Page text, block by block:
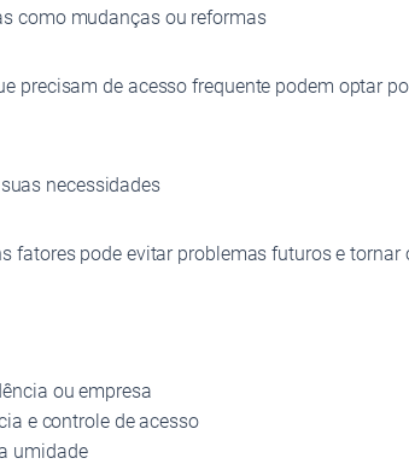
como mudanças ou reformas
precisam de acesso frequente podem optar
necessidades
fatores pode evitar problemas futuros e tornar
ou empresa
e controle de acesso
umidade